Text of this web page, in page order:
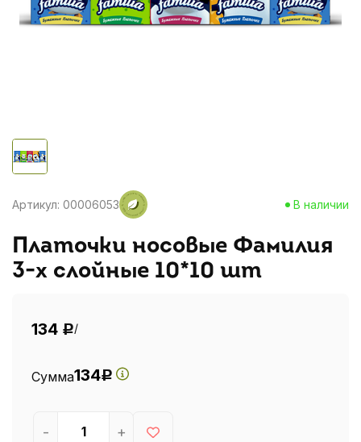
Артикул: 00006053 В наличии
Платочки носовые Фамилия
3-х слойные 10*10 шт
134 Р/
Сумма134Р
- +